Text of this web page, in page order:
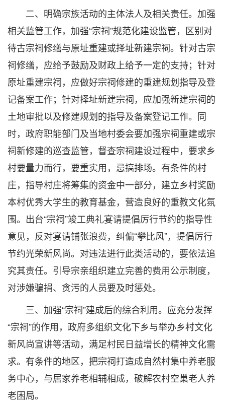
二、明确宗族活动的主体法人及相关责任。加强
相关监管工作，加强“宗祠”规范化建设监管，区别对
待古宗祠修缮与原址重建或择址新建宗祠。针对古宗
祠修缮，应给予鼓励及财政上给予一定的支持；针对
原址重建宗祠，应做好宗祠修建的重建规划指导及登
记备案工作；针对择址新建宗祠，应加强新建宗祠的
土地审批以及修建规划的指导及备案登记工作。同
时，政府职能部门及当地村委会要加强宗祠重建或宗
祠新修建的巡查监管，督查宗祠建设过程中，要求乡
村要量力而行，要重实用，忌搞排场。有条件的村
庄，指导村庄将筹集的资金中一部分，建立乡村奖励
本村优秀大学生的教育基金，营造良好的重教文化氛
围。出台“宗祠”竣工典礼宴请提倡厉行节约的指导性
意见，反对宴请铺张浪费，纠偏“攀比风”，提倡厉行
节约光荣新风尚。对违法进行此类活动的，要依法追
究其责任。引导宗亲组织建立完善的费用公示制度，
对涉嫌骗捐、贪污的人员要及时惩处。
三、加强“宗祠”建成后的综合利用。应充分发挥
“宗祠”的作用，政府多组织文化下乡与举办乡村文化
新风尚宣讲等活动，满足村民日益增长的精神文化需
求。有条件的地区，把宗祠打造成自然村集中养老服
务中心，与居家养老相辅相成，破解农村空巢老人养
老困局。